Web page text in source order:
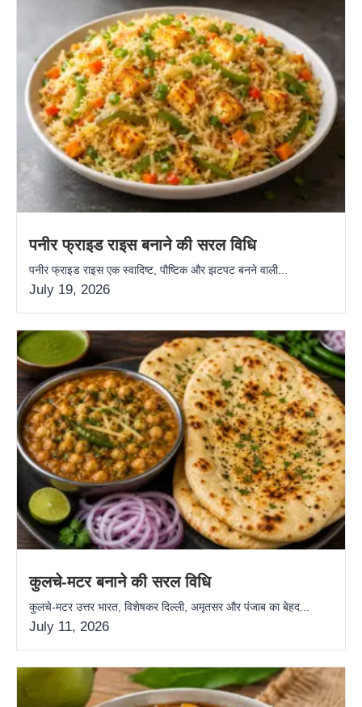
पनीर फ्राइड राइस बनाने की सरल विधि
पनीर फ्राइड राइस एक स्वादिष्ट, पौष्टिक और झटपट बनने वाली...
July 19, 2026
कुलचे-मटर बनाने की सरल विधि
कुलचे-मटर उत्तर भारत, विशेषकर दिल्ली, अमृतसर और पंजाब का बेहद...
July 11, 2026